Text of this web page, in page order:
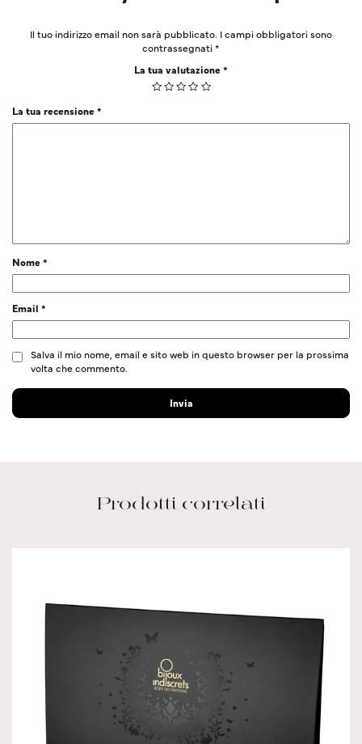
Il tuo indirizzo email non sarà pubblicato. I campi obbligatori sono
contrassegnati*
La tua valutazione*
La tua recensione*
Nome*
Email *
Salva il mio nome, email e sito web in questo browser per la prossima
volta che commento.
Prodotti correlati